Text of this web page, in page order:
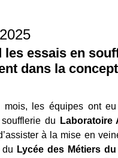
les essais en
dans la
mois, les équipes ont eu
du
Laboratoire
à la mise en
du Lycée des Métiers